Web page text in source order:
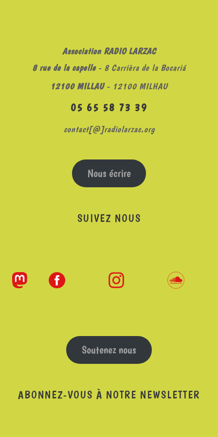
Association RADIO LARZAC
8 rue de la capelle- 8 Carrièra de la Bocariá
12100 MILLAU- 12100 MILHAU
05 65 58 73 39
contact[@]radiolarzac.org
Nous écrire
SUIVEZ NOUS
Soutenez nous
ABONNEZ-VOUS À NOTRE NEWSLETTER